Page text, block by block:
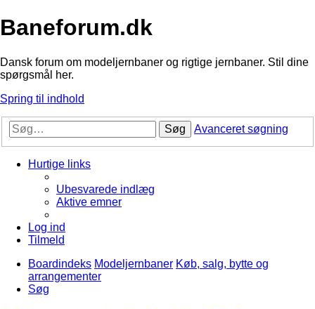
Baneforum.dk
Dansk forum om modeljernbaner og rigtige jernbaner. Stil dine
spørgsmål her.
Spring til indhold
Søg Avanceret søgning
Hurtige links
Ubesvarede indlæg
Aktive emner
Log ind
Tilmeld
Boardindeks Modeljernbaner Køb, salg, bytte og
arrangementer
Søg